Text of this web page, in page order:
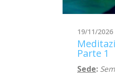
19/11/
Parte 1
Sede: